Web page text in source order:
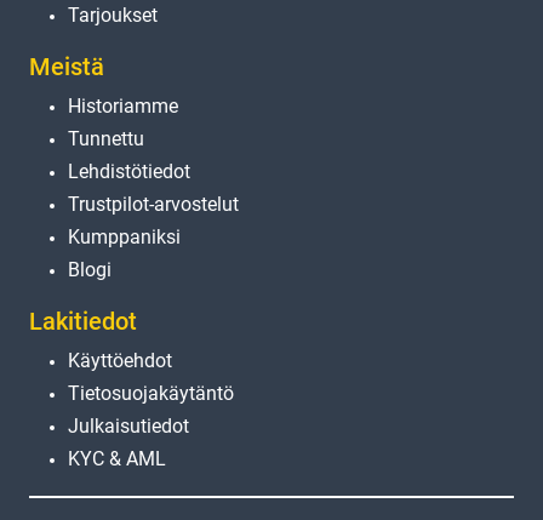
Tarjoukset
Meistä
Historiamme
Tunnettu
Lehdistötiedot
Trustpilot-arvostelut
Kumppaniksi
Blogi
Lakitiedot
Käyttöehdot
Tietosuojakäytäntö
Julkaisutiedot
KYC & AML